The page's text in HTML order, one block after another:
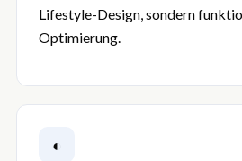
Lifestyle-Design, sondern
Optimierung.
◐